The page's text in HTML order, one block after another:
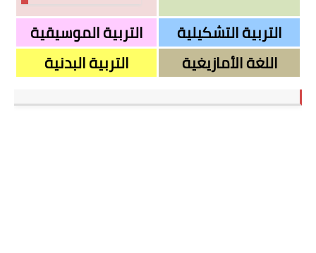
التربية التشكيلية
التربية الموسيقية
اللغة الأمازيغية
التربية البدنية